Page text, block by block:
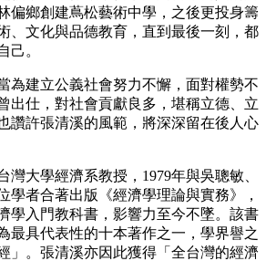
偏鄉創建蔦松藝術中學，之後更投身籌
、文化與品德教育，直到最後一刻，都
己。
為建立公義社會努力不懈，面對權勢不
出仕，對社會貢獻良多，堪稱立德、立
讚許張清溪的風範，將深深留在後人心
灣大學經濟系教授，1979年與吳聰敏、
學者合著出版《經濟學理論與實務》，
學入門教科書，影響力至今不墜。該書
最具代表性的十本著作之一，學界譽之
」。張清溪亦因此獲得「全台灣的經濟